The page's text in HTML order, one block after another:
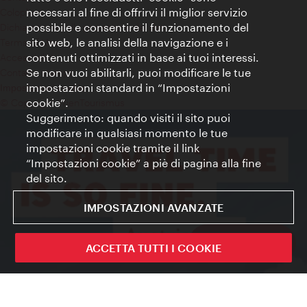
Sign up now
Colophon
Dichiarazione sulla protezione dei dati
Terms of Use
Accessibilità
Contatto stampa
Impostazioni cookie
© Copyright WienTourismus
necessari al fine di offrirvi il miglior servizio
possibile e consentire il funzionamento del
sito web, le analisi della navigazione e i
contenuti ottimizzati in base ai tuoi interessi.
Se non vuoi abilitarli, puoi modificare le tue
impostazioni standard in “Impostazioni
cookie”.
Suggerimento: quando visiti il sito puoi
modificare in qualsiasi momento le tue
impostazioni cookie tramite il link
“Impostazioni cookie” a piè di pagina alla fine
del sito.
IMPOSTAZIONI AVANZATE
ACCETTA TUTTI I COOKIE